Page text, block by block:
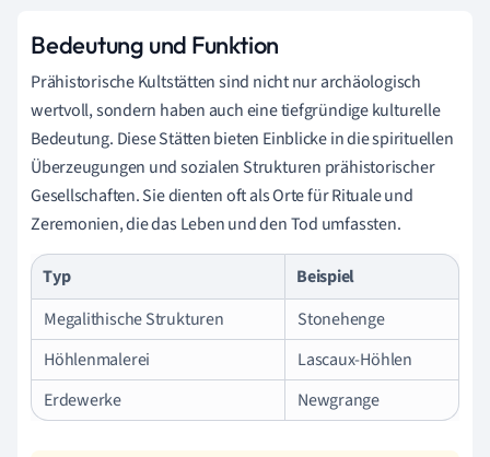
Bedeutung und Funktion
Prähistorische Kultstätten sind nicht nur archäologisch
wertvoll, sondern haben auch eine tiefgründige kulturelle
Bedeutung. Diese Stätten bieten Einblicke in die spirituellen
Überzeugungen und sozialen Strukturen prähistorischer
Gesellschaften. Sie dienten oft als Orte für Rituale und
Zeremonien, die das Leben und den Tod umfassten.
Typ
Beispiel
Megalithische Strukturen
Stonehenge
Höhlenmalerei
Lascaux-Höhlen
Erdewerke
Newgrange